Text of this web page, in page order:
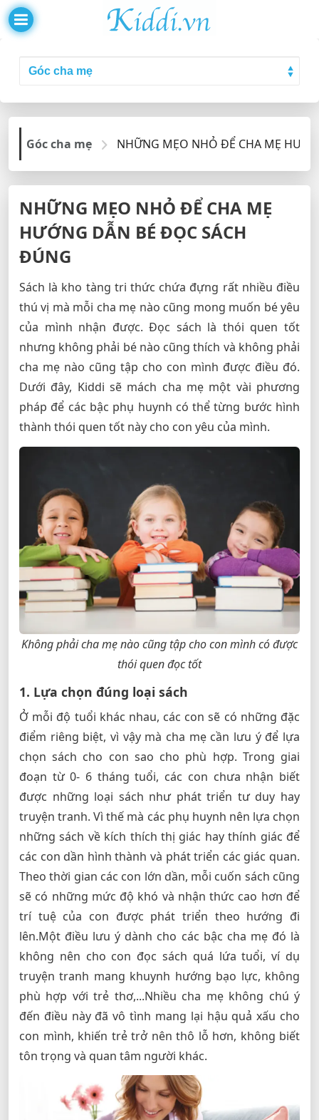
Góc cha mẹ NHỮNG MẸO NHỎ ĐỂ CHA MẸ
NHỮNG MẸO NHỎ ĐỂ CHA MẸ
HƯỚNG DẪN BÉ ĐỌC SÁCH
ĐÚNG
Sách là kho tàng tri thức chứa đựng rất nhiều điều
thú vị mà mỗi cha mẹ nào cũng mong muốn bé yêu
của mình nhận được. Đọc sách là thói quen tốt
nhưng không phải bé nào cũng thích và không phải
cha mẹ nào cũng tập cho con mình được điều đó.
Dưới đây, Kiddi sẽ mách cha mẹ một vài phương
pháp để các bậc phụ huynh có thể từng bước hình
thành thói quen tốt này cho con yêu của mình.
Không phải cha mẹ nào cũng tập cho con mình có được
thói quen đọc tốt
1. Lựa chọn đúng loại sách
Ở mỗi độ tuổi khác nhau, các con sẽ có những đặc
điểm riêng biệt, vì vậy mà cha mẹ cần lưu ý để lựa
chọn sách cho con sao cho phù hợp. Trong giai
đoạn từ 0- 6 tháng tuổi, các con chưa nhận biết
được những loại sách như phát triển tư duy hay
truyện tranh. Vì thế mà các phụ huynh nên lựa chọn
những sách về kích thích thị giác hay thính giác để
các con dần hình thành và phát triển các giác quan.
Theo thời gian các con lớn dần, mỗi cuốn sách cũng
sẽ có những mức độ khó và nhận thức cao hơn để
trí tuệ của con được phát triển theo hướng đi
lên.Một điều lưu ý dành cho các bậc cha mẹ đó là
không nên cho con đọc sách quá lứa tuổi, ví dụ
truyện tranh mang khuynh hướng bạo lực, không
phù hợp với trẻ thơ,...Nhiều cha mẹ không chú ý
đến điều này đã vô tình mang lại hậu quả xấu cho
con mình, khiến trẻ trở nên thô lỗ hơn, không biết
tôn trọng và quan tâm người khác.